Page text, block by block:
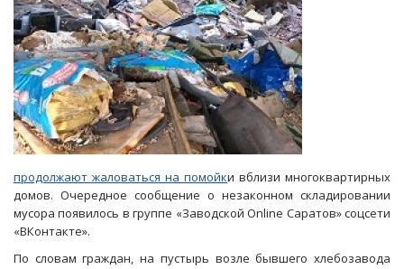
продолжают жаловаться на помойки вблизи многоквартирных
домов. Очередное сообщение о незаконном складировании
мусора появилось в группе «Заводской Online Саратов» соцсети
«ВКонтакте».
По словам граждан, на пустырь возле бывшего хлебозавода